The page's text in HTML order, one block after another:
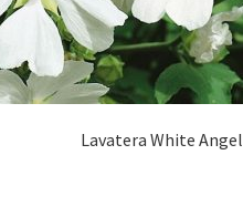
Lavatera White Angel